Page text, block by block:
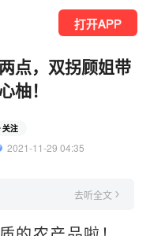
打开APP
点，双拐顾姐带
柚！
关注
  2021-11-29 04:35
去听全文